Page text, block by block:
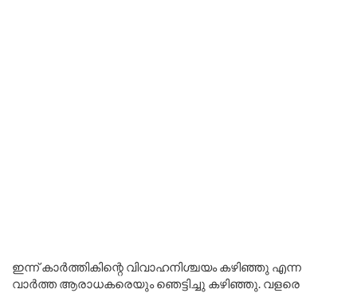
ഇന്ന് കാർത്തികിന്റെ വിവാഹനിശ്ചയം കഴിഞ്ഞു എന്ന
വാർത്ത ആരാധകരെയും ഞെട്ടിച്ചു കഴിഞ്ഞു. വളരെ